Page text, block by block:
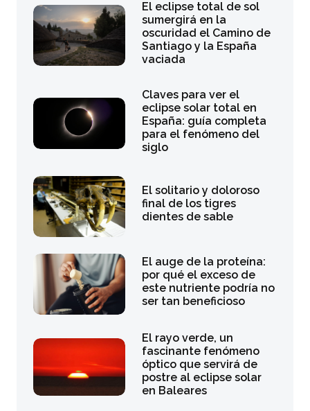
El eclipse total de sol
sumergirá en la
oscuridad el Camino de
Santiago y la España
vaciada
Claves para ver el
eclipse solar total en
España: guía completa
para el fenómeno del
siglo
El solitario y doloroso
final de los tigres
dientes de sable
El auge de la proteína:
por qué el exceso de
este nutriente podría no
ser tan beneficioso
El rayo verde, un
fascinante fenómeno
óptico que servirá de
postre al eclipse solar
en Baleares